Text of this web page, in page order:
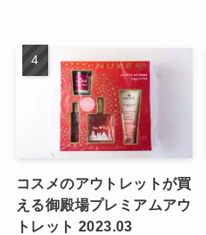
コスメのアウトレットが買
える御殿場プレミアムアウ
トレット 2023.03